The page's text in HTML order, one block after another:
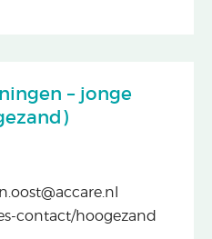
– jonge
contact/hoogezand